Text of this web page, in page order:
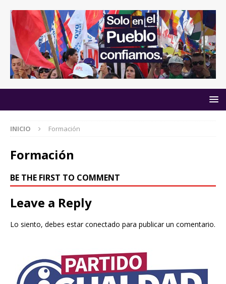
INICIO Formación
Formación
BE THE FIRST TO COMMENT
Leave a Reply
Lo siento, debes estarconectado para publicar un comentario.